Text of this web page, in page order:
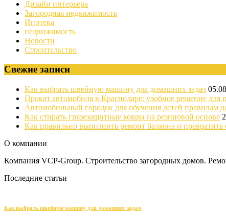
Дизайн интерьера
Загородная недвижимость
Ипотека
недвижимость
Новости
Строительство
Свежие записи
Как выбрать швейную машину для домашних задач
Прокат автомобиля в Краснодаре: удобное решение для
Автомобильный городок для обучения детей правилам
Как стирать грязезащитные ковры на резиновой основе
Как правильно выполнить ремонт балкона и превратить
О компании
Компания VCP-Group. Строительство загородных домов.
Последние статьи
Как выбрать швейную машину для домашних задач